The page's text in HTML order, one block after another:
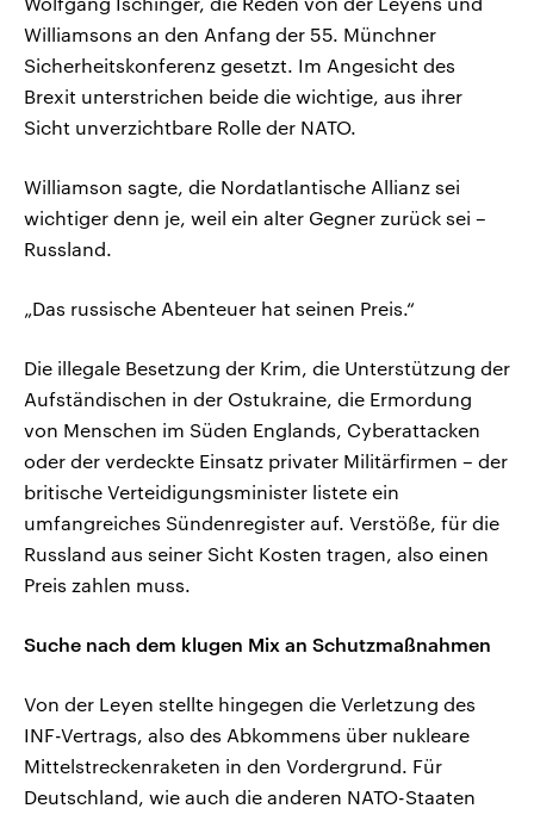
Williamsons an den Anfang der 55. Münchner
Sicherheitskonferenz gesetzt. Im Angesicht des
Brexit unterstrichen beide die wichtige, aus ihrer
Sicht unverzichtbare Rolle der NATO.
Williamson sagte, die Nordatlantische Allianz sei
wichtiger denn je, weil ein alter Gegner zurück sei –
Russland.
„Das russische Abenteuer hat seinen Preis.“
Die illegale Besetzung der Krim, die Unterstützung der
Aufständischen in der Ostukraine, die Ermordung
von Menschen im Süden Englands, Cyberattacken
oder der verdeckte Einsatz privater Militärfirmen – der
britische Verteidigungsminister listete ein
umfangreiches Sündenregister auf. Verstöße, für die
Russland aus seiner Sicht Kosten tragen, also einen
Preis zahlen muss.
Suche nach dem klugen Mix an Schutzmaßnahmen
Von der Leyen stellte hingegen die Verletzung des
INF-Vertrags, also des Abkommens über nukleare
Mittelstreckenraketen in den Vordergrund. Für
Deutschland, wie auch die anderen NATO-Staaten